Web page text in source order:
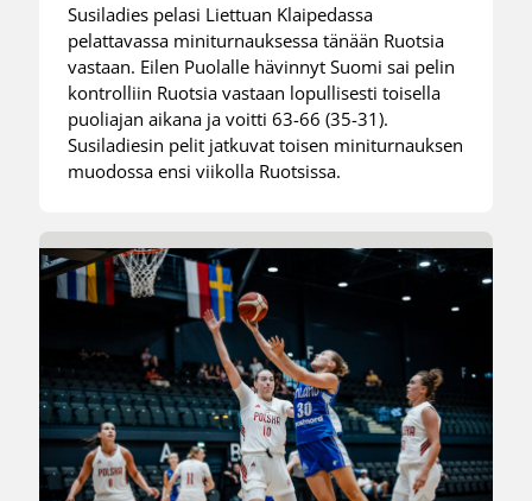
Susiladies pelasi Liettuan Klaipedassa
pelattavassa miniturnauksessa tänään Ruotsia
vastaan. Eilen Puolalle hävinnyt Suomi sai pelin
kontrolliin Ruotsia vastaan lopullisesti toisella
puoliajan aikana ja voitti 63-66 (35-31).
Susiladiesin pelit jatkuvat toisen miniturnauksen
muodossa ensi viikolla Ruotsissa.